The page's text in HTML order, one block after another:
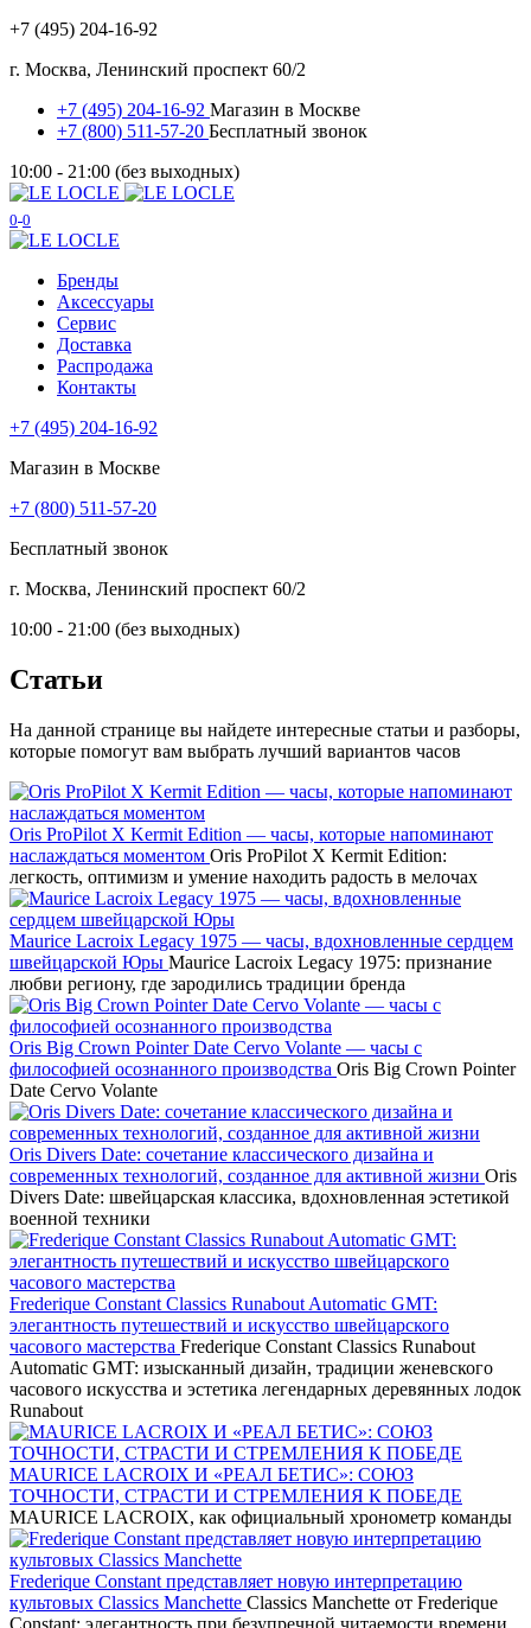
+7 (495) 204-16-92
г. Москва, Ленинский проспект 60/2
+7 (495) 204-16-92 Магазин в Москве
+7 (800) 511-57-20 Бесплатный звонок
10:00 - 21:00 (без выходных)
0 0
Бренды
Аксессуары
Сервис
Доставка
Распродажа
Контакты
+7 (495) 204-16-92
Магазин в Москве
+7 (800) 511-57-20
Бесплатный звонок
г. Москва, Ленинский проспект 60/2
10:00 - 21:00 (без выходных)
Статьи
На данной странице вы найдете интересные статьи и разборы,
которые помогут вам выбрать лучший вариантов часов
Oris ProPilot X Kermit Edition — часы, которые напоминают
наслаждаться моментом Oris ProPilot X Kermit Edition:
легкость, оптимизм и умение находить радость в мелочах
Maurice Lacroix Legacy 1975 — часы, вдохновленные сердцем
швейцарской Юры Maurice Lacroix Legacy 1975: признание
любви региону, где зародились традиции бренда
Oris Big Crown Pointer Date Cervo Volante — часы с
философией осознанного производства Oris Big Crown Pointer
Date Cervo Volante
Oris Divers Date: сочетание классического дизайна и
современных технологий, созданное для активной жизни Oris
Divers Date: швейцарская классика, вдохновленная эстетикой
военной техники
Frederique Constant Classics Runabout Automatic GMT:
элегантность путешествий и искусство швейцарского
часового мастерства Frederique Constant Classics Runabout
Automatic GMT: изысканный дизайн, традиции женевского
часового искусства и эстетика легендарных деревянных лодок
Runabout
MAURICE LACROIX И «РЕАЛ БЕТИС»: СОЮЗ
ТОЧНОСТИ, СТРАСТИ И СТРЕМЛЕНИЯ К ПОБЕДЕ
MAURICE LACROIX, как официальный хронометр команды
Frederique Constant представляет новую интерпретацию
культовых Classics Manchette Classics Manchette от Frederique
Constant: элегантность при безупречной читаемости времени